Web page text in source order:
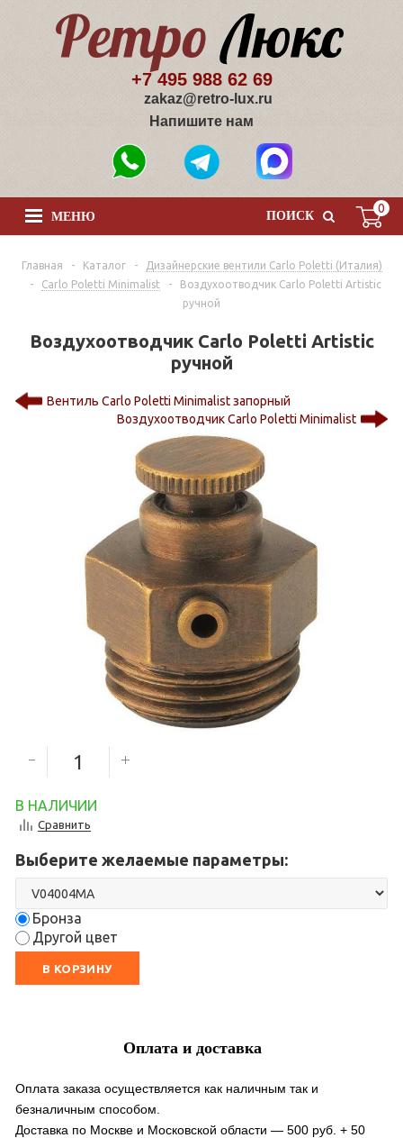
+7 495 988 62 69
zakaz@retro-lux.ru
Напишите нам
0
ПОИСК
МЕНЮ
Главная - Каталог -
Дизайнерские вентили Сarlo Poletti (Италия)
-
Carlo Poletti Minimalist -
Воздухоотводчик Carlo Poletti Artistic
ручной
Воздухоотводчик Carlo Poletti Artistic
ручной
Вентиль Carlo Poletti Minimalist запорный
Воздухоотводчик Carlo Poletti Minimalist
В НАЛИЧИИ
Сравнить
Выберите желаемые параметры:
Бронза
Другой цвет
В КОРЗИНУ
Оплата и доставка
Оплата заказа осуществляется как наличным так и
безналичным способом.
Доставка по Москве и Московской области — 500 руб. + 50